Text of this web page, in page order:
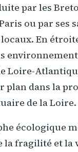
par les
ou par ses
En
Loire-
plan dans la
de la Loire.
écologique
la fragilité et la